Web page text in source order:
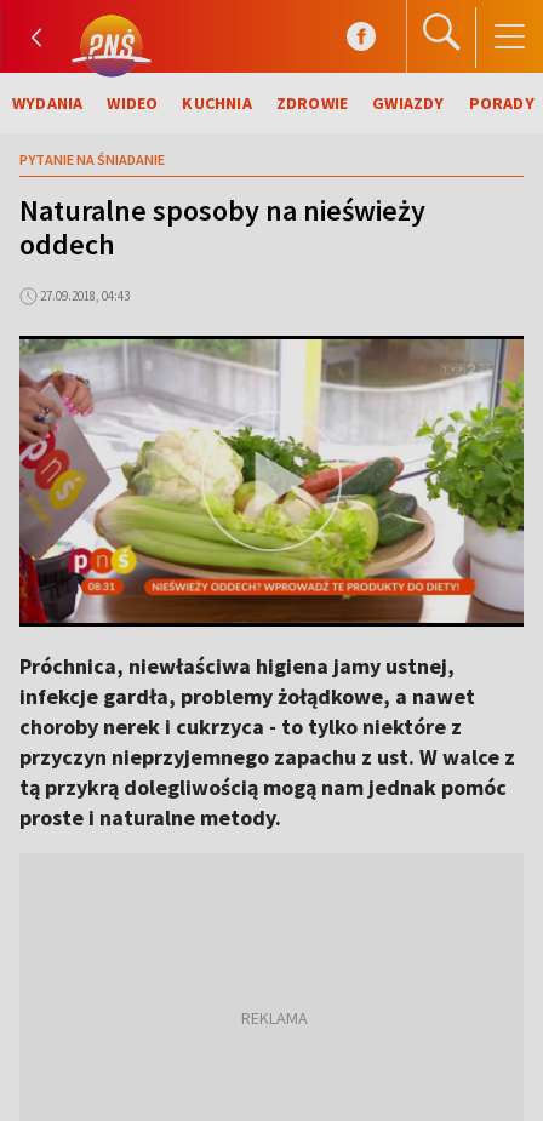
WYDANIA WIDEO KUCHNIA ZDROWIE GWIAZDY PORADY
PYTANIE NA ŚNIADANIE
Naturalne sposoby na nieświeży
oddech
27.09.2018, 04:43
Próchnica, niewłaściwa higiena jamy ustnej,
infekcje gardła, problemy żołądkowe, a nawet
choroby nerek i cukrzyca - to tylko niektóre z
przyczyn nieprzyjemnego zapachu z ust. W walce z
tą przykrą dolegliwością mogą nam jednak pomóc
proste i naturalne metody.